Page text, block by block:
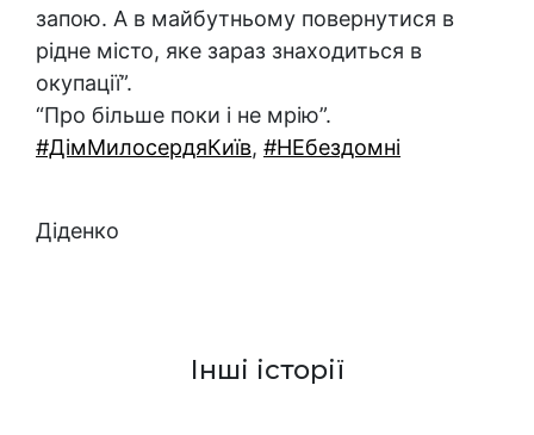
запою. А в майбутньому повернутися в
рідне місто, яке зараз знаходиться в
окупації”.
“Про більше поки і не мрію”.
#ДімМилосердяКиїв, #НЕбездомні
Діденко
Інші історії